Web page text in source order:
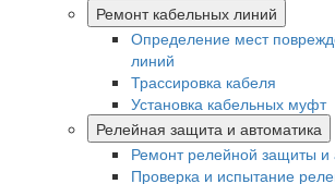
Ремонт кабельных линий
Определение мест
линий
Трассировка кабеля
Установка кабельных муфт
Релейная защита и автоматика
Ремонт релейной защиты и
Проверка и испытание